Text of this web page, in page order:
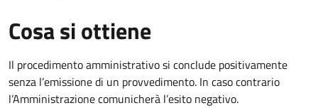
Cosa si ottiene
Il procedimento amministrativo si conclude positivamente
senza l’emissione di un provvedimento. In caso contrario
l’Amministrazione comunicherà l’esito negativo.